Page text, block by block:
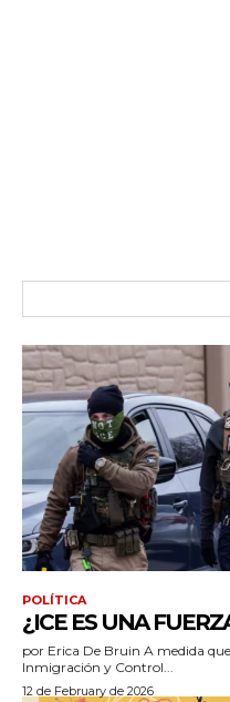
POLÍTICA
¿ICE ES UNA
por Erica De Bruin A medida que las operaciones del Servicio de
Inmigración y Control...
12 de February de 2026